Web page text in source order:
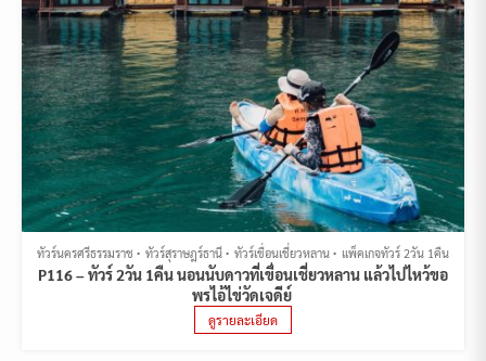
ทัวร์นครศรีธรรมราช ทัวร์สุราษฎร์ธานี ทัวร์เขื่อนเชี่ยวหลาน แพ็คเกจทัวร์ 2วัน 1คืน
P116 – ทัวร์ 2วัน 1คืน นอนนับดาวที่เขื่อนเชี่ยวหลาน แล้วไปไหว้ขอ
พรไอ้ไข่วัดเจดีย์
ดูรายละเอียด